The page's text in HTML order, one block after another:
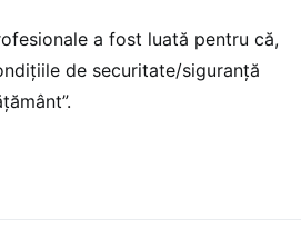
a fost luată pentru că,
de securitate/siguranță